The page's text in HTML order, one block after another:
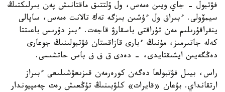
فۋتبول - جاي ويىن ەمەس، ول ۇلتتىق ماقتانىش پەن بىرلىكتىڭ
سيمۆولى. ءبىراق ول ءۇشىن بىزگە تەك تالانت ەمەس، ساپالى
ينفراقۇرىلىم مەن تۇراقتى باسقارۋ قاجەت. ءبىز دۇرىس باعىتتا
كەلە جاتىرمىز، مۇنىڭ ءبارى قازاقستان فۋتبولىنىڭ جوعارى
دەڭگەيىن ايشىقتايدى، - دەدى ق ف ف باس حاتشىسى.
راس، بيىل فۋتبولعا دەگەن كورەرمەن قىزىعۋشىلىعى ءبىراز
ارتقانداي. بۇعان «قايرات» كلۋبىنىڭ تۇڭعىش رەت چەمپيوندار